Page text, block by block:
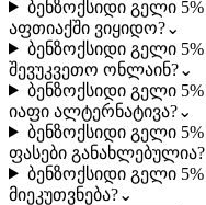
ბენზოქსიდი გელი
აფთიაქში ვიყიდო?⌄
ბენზოქსიდი გელი
შევუკვეთო ონლაინ?⌄
ბენზოქსიდი გელი
იაფი ალტერნატივა?⌄
ბენზოქსიდი გელი 5%
ფასები განახლებულია?
ბენზოქსიდი გელი
მიეკუთვნება?⌄